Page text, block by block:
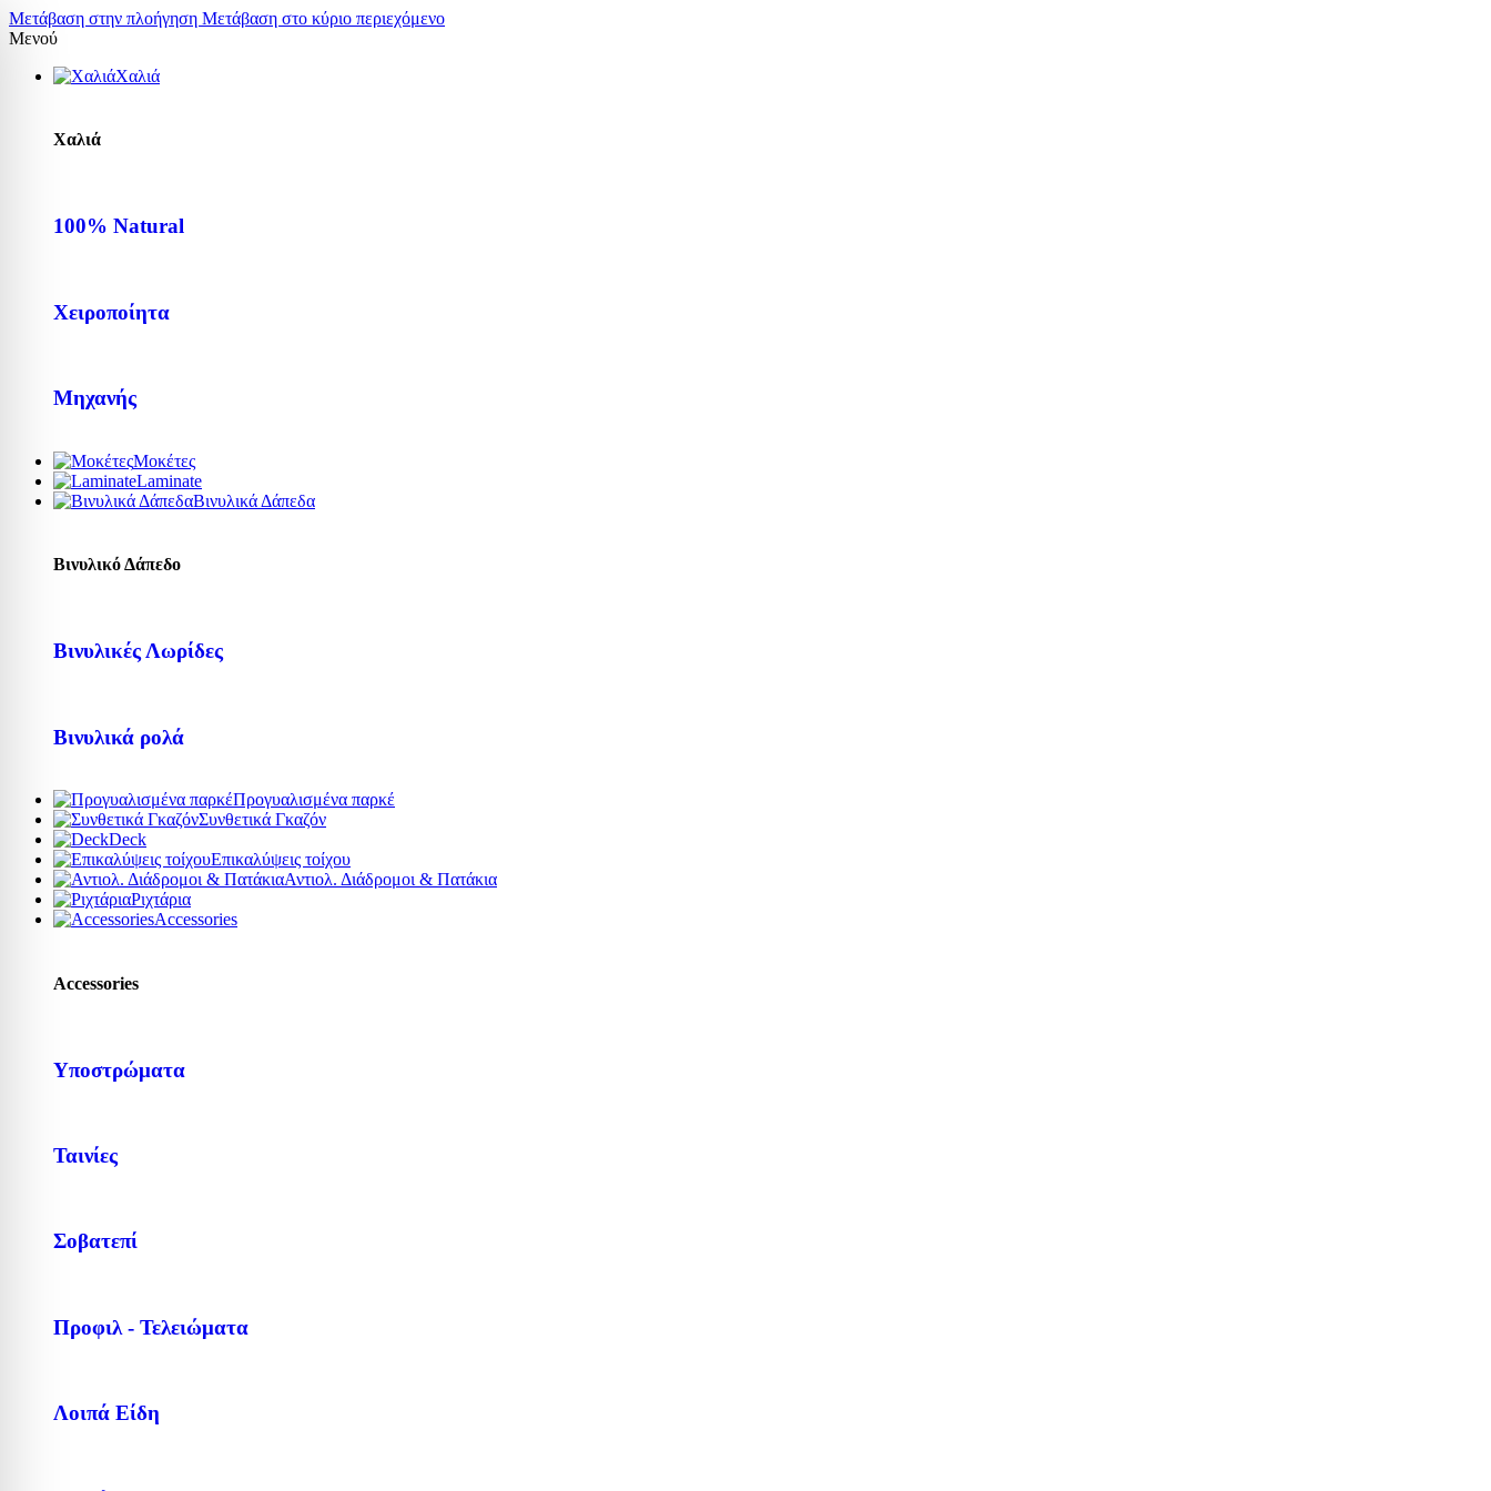
Μετάβαση στην πλοήγηση Μετάβαση στο κύριο περιεχόμενο
Μενού
Χαλιά
Χαλιά
100% Natural
Χειροποίητα
Μηχανής
Μοκέτες
Laminate
Βινυλικά Δάπεδα
Βινυλικό Δάπεδο
Βινυλικές Λωρίδες
Βινυλικά ρολά
Προγυαλισμένα παρκέ
Συνθετικά Γκαζόν
Deck
Επικαλύψεις τοίχου
Αντιολ. Διάδρομοι & Πατάκια
Ριχτάρια
Accessories
Accessories
Υποστρώματα
Ταινίες
Σοβατεπί
Προφιλ - Τελειώματα
Λοιπά Είδη